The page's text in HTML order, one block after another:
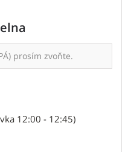
prosím zvoňte.
12:00 - 12:45)